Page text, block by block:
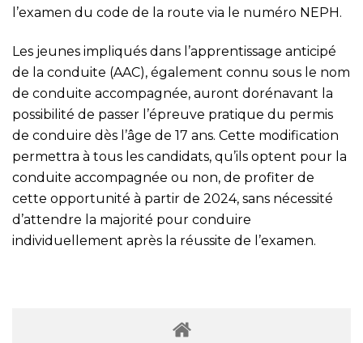
l’examen du code de la route via le numéro NEPH.
Les jeunes impliqués dans l’apprentissage anticipé
de la conduite (AAC), également connu sous le nom
de conduite accompagnée, auront dorénavant la
possibilité de passer l’épreuve pratique du permis
de conduire dès l’âge de 17 ans. Cette modification
permettra à tous les candidats, qu’ils optent pour la
conduite accompagnée ou non, de profiter de
cette opportunité à partir de 2024, sans nécessité
d’attendre la majorité pour conduire
individuellement après la réussite de l’examen.